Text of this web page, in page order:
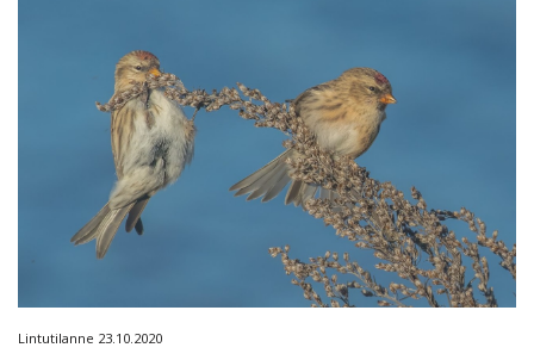
Lintutilanne 23.10.2020